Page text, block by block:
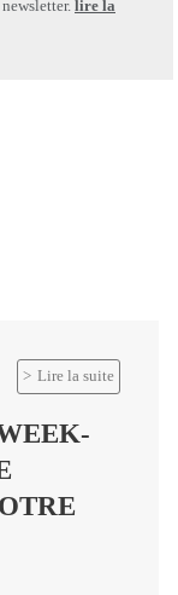
lire la
Lire la suite